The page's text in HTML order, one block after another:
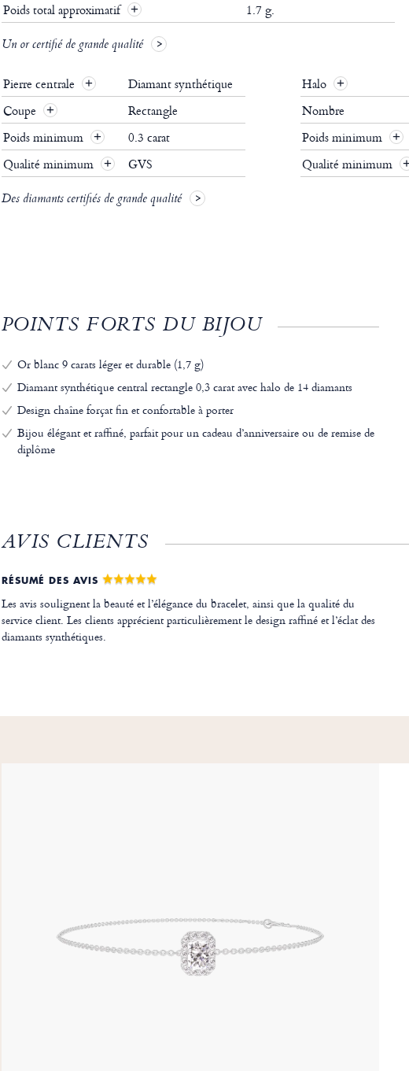
Poids total approximatif
1.7 g.
Un or certifié de grande qualité
Pierre centrale
Diamant synthétique
Coupe
Rectangle
Poids minimum
0.3 carat
Qualité minimum
GVS
Halo
Nombre
Poids minimum
Qualité minimum
Des diamants certifiés de grande qualité
POINTS FORTS DU BIJOU
Or blanc 9 carats léger et durable (1,7 g)
Diamant synthétique central rectangle 0,3 carat avec halo de 14 diamants
Design chaîne forçat fin et confortable à porter
Bijou élégant et raffiné, parfait pour un cadeau d’anniversaire ou de remise de
diplôme
AVIS CLIENTS
RÉSUMÉ DES AVIS
Les avis soulignent la beauté et l’élégance du bracelet, ainsi que la qualité du
service client. Les clients apprécient particulièrement le design raffiné et l’éclat des
diamants synthétiques.